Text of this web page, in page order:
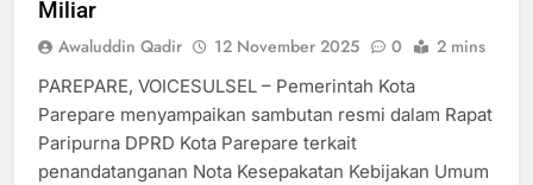
Miliar
Awaluddin Qadir 12 November 2025 0 2 mins
PAREPARE, VOICESULSEL – Pemerintah Kota
Parepare menyampaikan sambutan resmi dalam Rapat
Paripurna DPRD Kota Parepare terkait
penandatanganan Nota Kesepakatan Kebijakan Umum